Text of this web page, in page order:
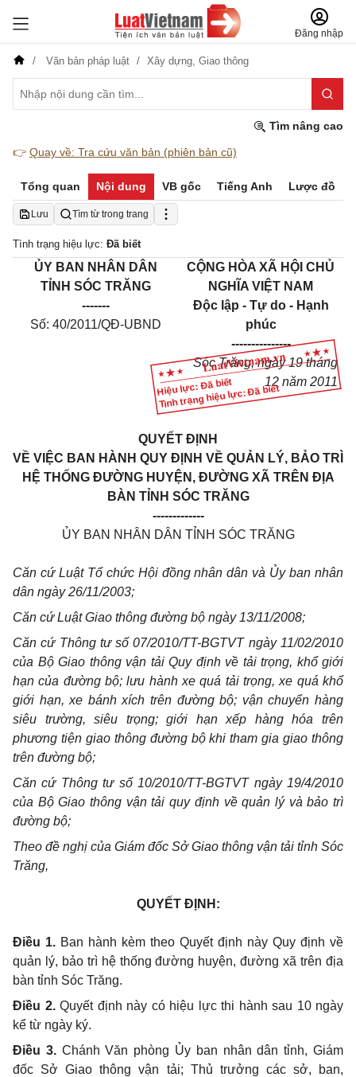
Đăng nhập
Văn bản pháp luật Xây dựng, Giao thông
Tìm nâng cao
👉 Quay về: Tra cứu văn bản (phiên bản cũ)
Tổng quan Nội dung VB gốc Tiếng Anh Lược đồ
Lưu Tìm từ trong trang
Tình trạng hiệu lực: Đã biết
Hiệu lực: Đã biết
Tình trạng hiệu lực: Đã biết
ỦY BAN NHÂN DÂN
TỈNH SÓC TRĂNG
-------
Số: 40/2011/QĐ-UBND
CỘNG HÒA XÃ HỘI CHỦ
NGHĨA VIỆT NAM
Độc lập - Tự do - Hạnh
phúc
---------------
Sóc Trăng, ngày 19 tháng
12 năm 2011
QUYẾT ĐỊNH
VỀ VIỆC BAN HÀNH QUY ĐỊNH VỀ QUẢN LÝ, BẢO TRÌ
HỆ THỐNG ĐƯỜNG HUYỆN, ĐƯỜNG XÃ TRÊN ĐỊA
BÀN TỈNH SÓC TRĂNG
-------------
ỦY BAN NHÂN DÂN TỈNH SÓC TRĂNG
Căn cứ Luật Tổ chức Hội đồng nhân dân và Ủy ban nhân
dân ngày 26/11/2003;
Căn cứ Luật Giao thông đường bộ ngày 13/11/2008;
Căn cứ Thông tư số 07/2010/TT-BGTVT ngày 11/02/2010
của Bộ Giao thông vận tải Quy định về tải trọng, khổ giới
hạn của đường bộ; lưu hành xe quá tải trọng, xe quá khổ
giới hạn, xe bánh xích trên đường bộ; vận chuyển hàng
siêu trường, siêu trọng; giới hạn xếp hàng hóa trên
phương tiện giao thông đường bộ khi tham gia giao thông
trên đường bộ;
Căn cứ Thông tư số 10/2010/TT-BGTVT ngày 19/4/2010
của Bộ Giao thông vận tải quy định về quản lý và bảo trì
đường bộ;
Theo đề nghị của Giám đốc Sở Giao thông vận tải tỉnh Sóc
Trăng,
QUYẾT ĐỊNH:
Điều 1. Ban hành kèm theo Quyết định này Quy định về
quản lý, bảo trì hệ thống đường huyện, đường xã trên địa
bàn tỉnh Sóc Trăng.
Điều 2. Quyết định này có hiệu lực thi hành sau 10 ngày
kể từ ngày ký.
Điều 3. Chánh Văn phòng Ủy ban nhân dân tỉnh, Giám
đốc Sở Giao thông vận tải; Thủ trưởng các sở, ban,